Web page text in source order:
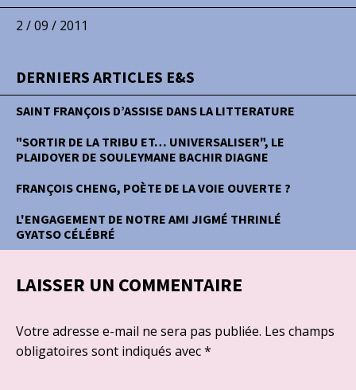
2 / 09 / 2011
DERNIERS ARTICLES E&S
SAINT FRANÇOIS D’ASSISE DANS LA LITTERATURE
"SORTIR DE LA TRIBU ET… UNIVERSALISER", LE
PLAIDOYER DE SOULEYMANE BACHIR DIAGNE
FRANÇOIS CHENG, POÈTE DE LA VOIE OUVERTE ?
L'ENGAGEMENT DE NOTRE AMI JIGMÉ THRINLÉ
GYATSO CÉLÉBRÉ
LAISSER UN COMMENTAIRE
Votre adresse e-mail ne sera pas publiée. Les champs
obligatoires sont indiqués avec*